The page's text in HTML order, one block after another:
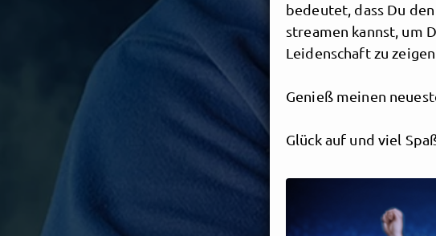
bedeutet, dass Du
streamen kannst, um
Leidenschaft zu
Genieß meinen
Glück auf und viel